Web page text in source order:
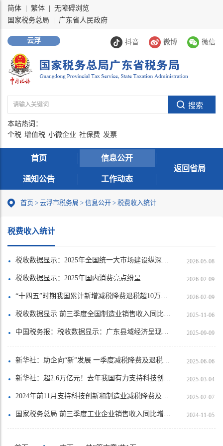
简体 繁体
无障碍浏览
国家税务总局
广东省人民政府
抖音 微博 微信
云浮
本站热词：
个税 增值税 小微企业 社保费 发票
首页 信息公开
通知公告 工作动态
返回省局
首页 > 云浮市税务局 > 信息公开 > 税费收入统计
税费收入统计
税收数据显示：2025年全国统一大市场建设纵深推进 2026-05-08
税收数据显示：2025年国内消费亮点纷呈 2026-02-09
“十四五”时期我国累计新增减税降费退税超10万亿元 2026-02-09
税收数据显示 前三季度全国制造业销售收入同比增长4.7% 2025-11-06
中国税务报：税收数据显示：广东县域经济呈现多方面亮点 2025-09-09
新华社：助企向“新”发展 一季度减税降费及退税超4000亿元 2025-06-06
新华社：超2.6万亿元！去年我国有力支持科技创新和制造业发展 2025-03-04
2024年前11月支持科技创新和制造业减税降费及退税约2.3万亿元 2025-02-07
国家税务总局 前三季度工业企业销售收入同比增长3.6% 2024-11-05